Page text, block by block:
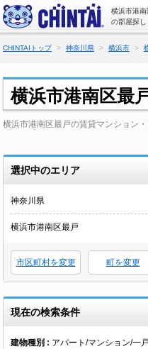
横浜市港
の部屋探し
CHINTAIトップ 神奈川県 横浜市
横浜市港南区最
横浜市港南区最戸の賃貸マンション
選択中のエリア
神奈川県
横浜市港南区最戸
市区町村を変更 町を変更
現在の検索条件
建物種別
アパート/マンション/一